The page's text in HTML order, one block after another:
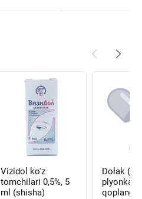
Vizidol ko'z
tomchilari 0,5%, 5
ml (shisha)
Dolak
plyonka